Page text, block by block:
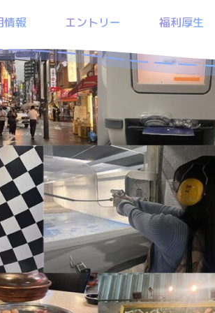
情報 エントリー 福利厚生